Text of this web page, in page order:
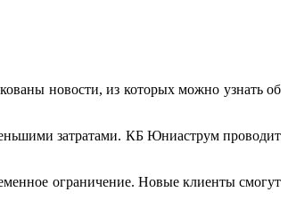
новости, из которых можно узнать об
затратами. КБ Юниаструм проводит
ограничение. Новые клиенты смогут